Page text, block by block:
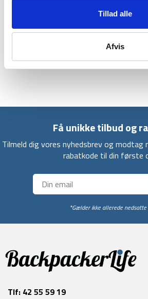
Tillad alle
Afvis
For at øge isoleringsevnen kommer Trip
“windbaffles” ved skuldre og lynlås,
Få unikke tilbud og
Tilmeld dig vores nyhedsbrev og modtag
rabatkode til din første
*Gælder ikke allerede
Tlf: 42 55 59 19